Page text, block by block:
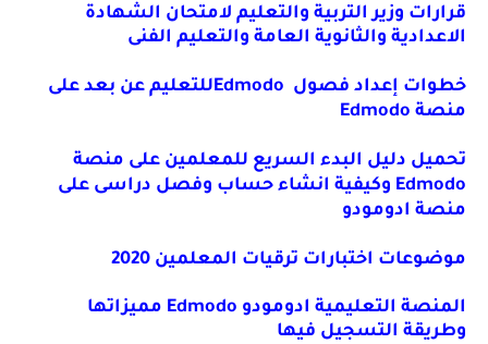
قرارات وزير التربية والتعليم لامتحان الشهادة
الاعدادية والثانوية العامة والتعليم الفنى
خطوات إعداد فصول Edmodoللتعليم عن بعد على
منصة Edmodo
تحميل دليل البدء السريع للمعلمين على منصة
Edmodo وكيفية انشاء حساب وفصل دراسى على
منصة ادومودو
موضوعات اختبارات ترقيات المعلمين 2020
المنصة التعليمية ادومودو Edmodo مميزاتها
وطريقة التسجيل فيها